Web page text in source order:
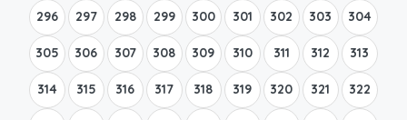
296 297 298 299 300 301 302 303 304
305 306 307 308 309 310 311 312 313
314 315 316 317 318 319 320 321 322